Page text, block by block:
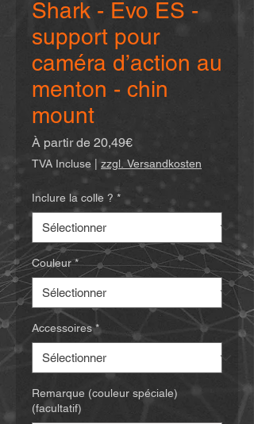
Shark - Evo ES -
support pour
caméra d’action au
menton - chin
mount
À partir de 20,49€Prix
promotionnel
TVA Incluse zzgl. Versandkosten
Inclure la colle ? *
Couleur *
Accessoires *
Remarque (couleur spéciale)
(facultatif)